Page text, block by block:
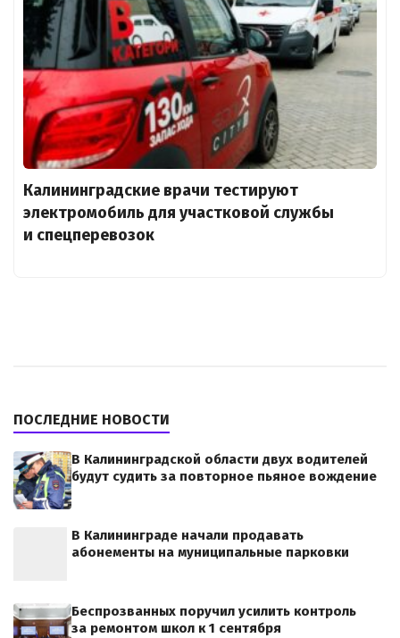
Калининградские врачи тестируют
электромобиль для участковой службы
и спецперевозок
ПОСЛЕДНИЕ НОВОСТИ
В Калининградской области двух водителей
будут судить за повторное пьяное вождение
В Калининграде начали продавать
абонементы на муниципальные парковки
Беспрозванных поручил усилить контроль
за ремонтом школ к 1 сентября